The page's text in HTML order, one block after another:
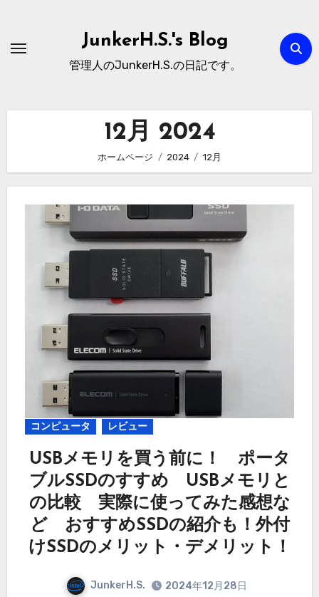
JunkerH.S.'s Blog
管理人のJunkerH.S.の日記です。
12月 2024
ホームページ 2024 12月
コンピュータ レビュー
USBメモリを買う前に！ ポータ
ブルSSDのすすめ USBメモリと
の比較 実際に使ってみた感想な
ど おすすめSSDの紹介も！外付
けSSDのメリット・デメリット！
JunkerH.S.
2024年12月28日